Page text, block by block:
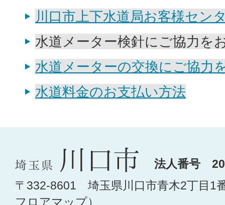
川口市上下水道局お客様セン
水道メーター検針にご協力を
水道メーターの交換にご協力
水道料金のお支払い方法
法人番号
〒332-8601 埼玉県川口市青木2丁目1
フロアマップ）